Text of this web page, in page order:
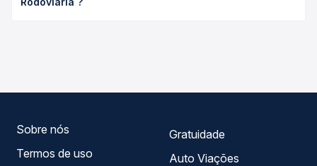
empresa, o tipo de poltrona e a antecedência da compra.
Sobre nós
Termos de uso
Gratuidade
Auto Viações